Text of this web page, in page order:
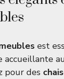
est
accueillante
pour des